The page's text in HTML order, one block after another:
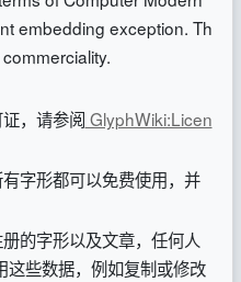
embedding exception. Th
，请参阅 GlyphWiki:Licen
字形都可以免费使用，并
的字形以及文章，任何人
些数据，例如复制或修改